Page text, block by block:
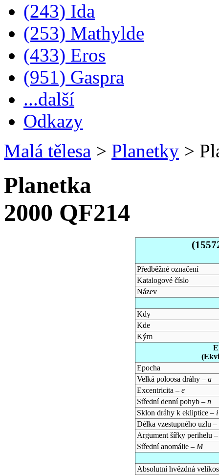
(243) Ida
(253) Mathylde
(433) Eros
(951) Gaspra
...další
Odkazy
Malá tělesa > Planetky >
Planetka
2000 QF214
Předběžné označení
Katalogové číslo
Název
Kdy
Kde
Kým
Epocha
Velká poloosa dráhy – a
Excentricita – e
Střední denní pohyb – n
Sklon dráhy k ekliptice – i
Délka vzestupného uzlu –
Argument šířky perihelu
Střední anomálie – M
Absolutní hvězdná